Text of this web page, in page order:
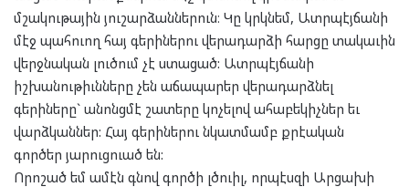
մշակութային յուշարձաններուն։ Կը կրկնեմ, Ատրպէյճանի
մէջ պահուող հայ գերիներու վերադարձի հարցը տակաւին
վերջնական լուծում չէ ստացած: Ատրպէյճանի
իշխանութիւնները չեն աճապարեր վերադարձնել
գերիները` անոնցմէ շատերը կոչելով ահաբեկիչներ եւ
վարձկաններ: Հայ գերիներու նկատմամբ քրէական
գործեր յարուցուած են:
Որոշած եմ ամէն գնով գործի լծուիլ, որպէսզի Արցախի